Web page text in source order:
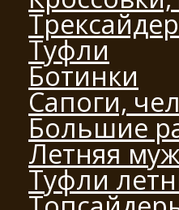
Туфли
Ботинки
Сапоги,
Большие
Летняя
Туфли